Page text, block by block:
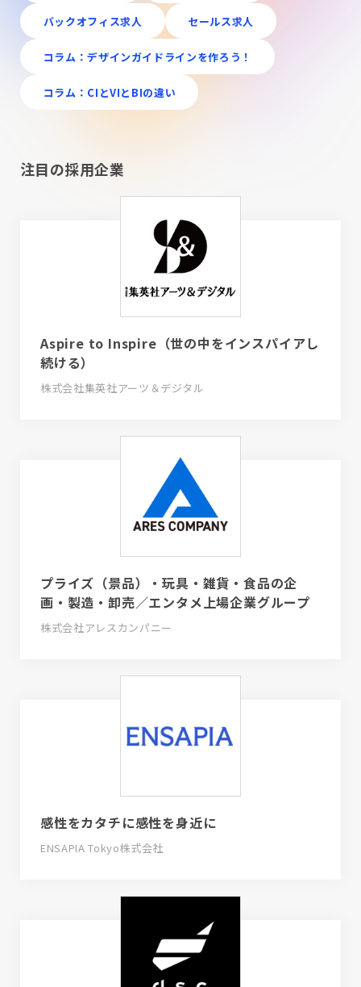
バックオフィス求人 セールス求人
コラム：デザインガイドラインを作ろう！
コラム：CIとVIとBIの違い
注目の採用企業
Aspire to Inspire（世の中をインスパイアし
続ける）
株式会社集英社アーツ＆デジタル
プライズ（景品）・玩具・雑貨・食品の企
画・製造・卸売／エンタメ上場企業グループ
株式会社アレスカンパニー
感性をカタチに感性を身近に
ENSAPIA Tokyo株式会社